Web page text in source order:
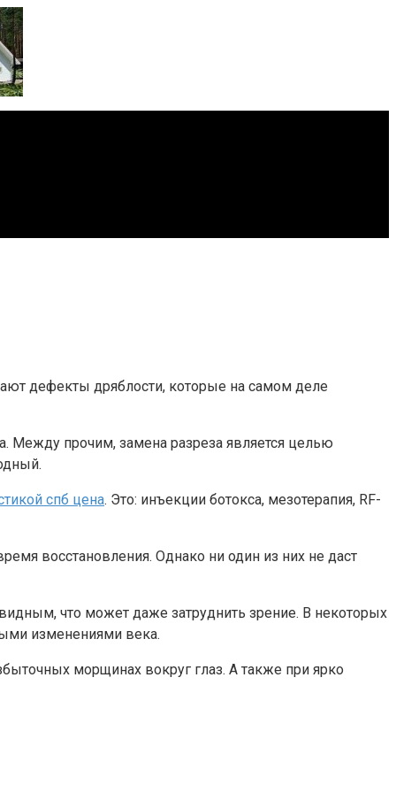
дефекты дряблости, которые на самом деле
Между прочим, замена разреза является целью
спб цена. Это: инъекции ботокса, мезотерапия, RF-
восстановления. Однако ни один из них не даст
что может даже затруднить зрение. В некоторых
изменениями века.
морщинах вокруг глаз. А также при ярко